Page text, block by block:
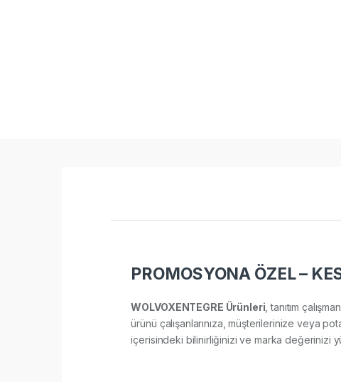
PROMOSYONA ÖZEL –
WOLVOXENTEGRE Ürünleri , tanıtım
ürünü çalışanlarınıza, müşterilerinize veya
içerisindeki bilinirliğinizi ve marka değerinizi